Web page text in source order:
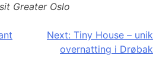
Greater Oslo
Next: Tiny House – unik
overnatting i Drøbak